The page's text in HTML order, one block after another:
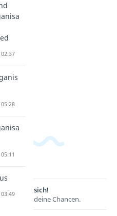
lohnt sich!
hier deine Chancen.